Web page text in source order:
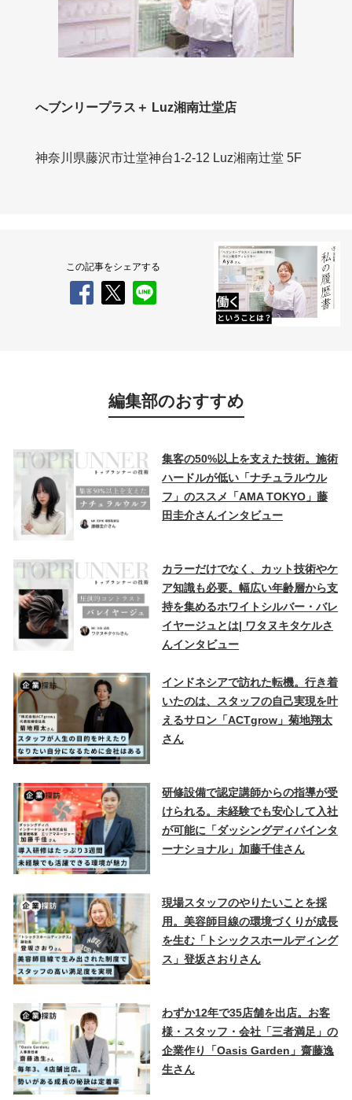
へブンリープラス＋ Luz湘南辻堂店
神奈川県藤沢市辻堂神台1-2-12 Luz湘南辻堂 5F
この記事をシェアする
編集部のおすすめ
集客の50%以上を支えた技術。施術
ハードルが低い「ナチュラルウル
フ」のススメ「AMA TOKYO」藤
田圭介さんインタビュー
カラーだけでなく、カット技術やケ
ア知識も必要。幅広い年齢層から支
持を集めるホワイトシルバー・バレ
イヤージュとは| ワタヌキタケルさ
んインタビュー
インドネシアで訪れた転機。行き着
いたのは、スタッフの自己実現を叶
えるサロン「ACTgrow」菊地翔太
さん
研修設備で認定講師からの指導が受
けられる。未経験でも安心して入社
が可能に「ダッシングディバインタ
ーナショナル」加藤千佳さん
現場スタッフのやりたいことを採
用。美容師目線の環境づくりが成長
を生む「トシックスホールディング
ス」登坂さおりさん
わずか12年で35店舗を出店。お客
様・スタッフ・会社「三者満足」の
企業作り「Oasis Garden」齋藤逸
生さん